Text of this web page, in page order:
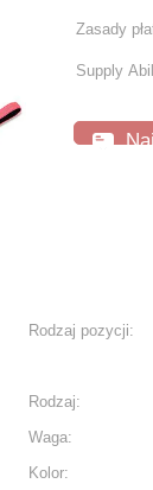
Zasady
Supply
Rodzaj pozycji:
Rodzaj:
Waga:
Kolor: